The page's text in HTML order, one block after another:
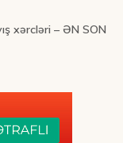
xərcləri – ƏN SON